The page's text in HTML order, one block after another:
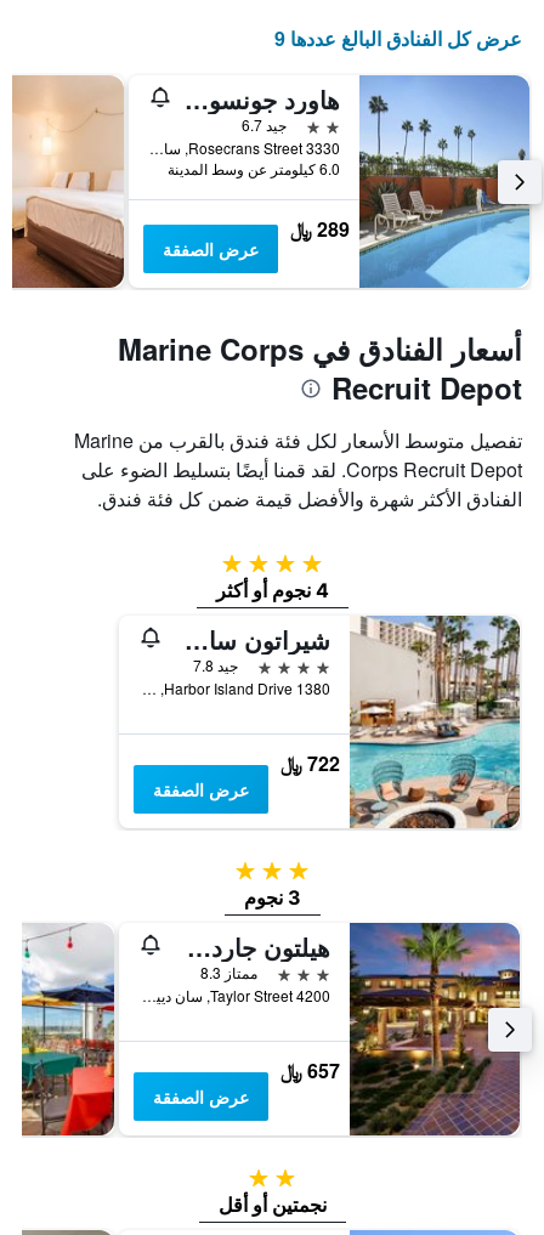
محور
Y
يعرض
متوسط
سعر
غرفة
عرض كل الفنادق البالغ عددها 9
هاورد جونسون باي ويندام سان ديجو سي وورلد
2 نجمتين
جيد 6.7
3330 Rosecrans Street, سان دييغو, CA, الولايات المتحدة الأميريكية
6.0 كيلومتر عن وسط المدينة
289 ﷼
عرض الصفقة
أسعار الفنادق في Marine Corps
Recruit Depot
تفصيل متوسط الأسعار لكل فئة فندق بالقرب من Marine
Corps Recruit Depot. لقد قمنا أيضًا بتسليط الضوء على
الفنادق الأكثر شهرة والأفضل قيمة ضمن كل فئة فندق.
4 نجوم
4 نجوم أو أكثر
شيراتون سان دييجو ريزورت
4 نجوم
جيد 7.8
1380 Harbor Island Drive, سان دييغو, CA, الولايات المتحدة الأميريكية
722 ﷼
عرض الصفقة
3 نجوم
3 نجوم
هيلتون جاردن إن سان دييغو أولد تاون/سي وورلد إيريا
3 نجوم
ممتاز 8.3
4200 Taylor Street, سان دييغو, CA, الولايات المتحدة الأميريكية
657 ﷼
عرض الصفقة
2 نجمتين
نجمتين أو أقل